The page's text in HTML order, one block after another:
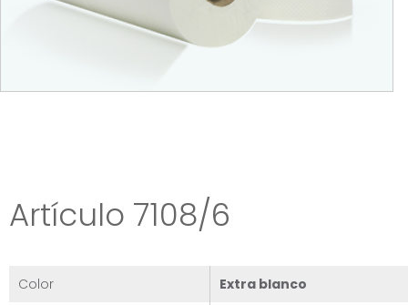
Artículo 7108/6
Color
Extra blanco